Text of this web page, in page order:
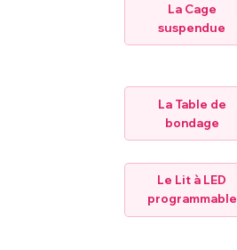
La Cage
suspendue
La Table de
bondage
Le Lit à LED
programmable